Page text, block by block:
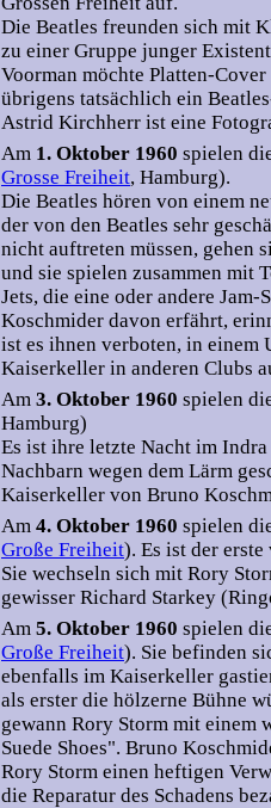
Die Beatles freunden sich mit
zu einer Gruppe junger
Voorman möchte Platten-
übrigens tatsächlich ein
Astrid Kirchherr ist eine
Am 1. Oktober 1960 spielen
Grosse Freiheit, Hamburg).
Die Beatles hören von einem
der von den Beatles sehr
nicht auftreten müssen, gehen
und sie spielen zusammen mit
Jets, die eine oder andere
Koschmider davon erfährt,
ist es ihnen verboten, in
Kaiserkeller in anderen Clubs
Am 3. Oktober 1960 spielen
Hamburg)
Es ist ihre letzte Nacht im
Nachbarn wegen dem Lärm
Kaiserkeller von Bruno
Am 4. Oktober 1960 spielen
Große Freiheit). Es ist der
Sie wechseln sich mit Rory
gewisser Richard Starkey
Am 5. Oktober 1960 spielen
Große Freiheit). Sie befinden
ebenfalls im Kaiserkeller
als erster die hölzerne Bühne
gewann Rory Storm mit einem
Suede Shoes". Bruno
Rory Storm einen heftigen
die Reparatur des Schadens